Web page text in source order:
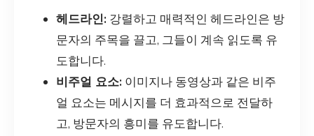
헤드라인: 강렬하고 매력적인 헤드라인은 방
문자의 주목을 끌고, 그들이 계속 읽도록 유
도합니다.
비주얼 요소: 이미지나 동영상과 같은 비주
얼 요소는 메시지를 더 효과적으로 전달하
고, 방문자의 흥미를 유도합니다.